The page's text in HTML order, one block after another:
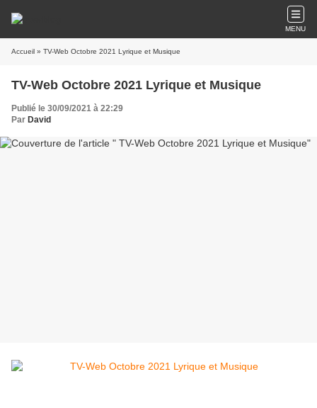
MENU
Accueil » TV-Web Octobre 2021 Lyrique et Musique
TV-Web Octobre 2021 Lyrique et Musique
Publié le 30/09/2021 à 22:29
Par David